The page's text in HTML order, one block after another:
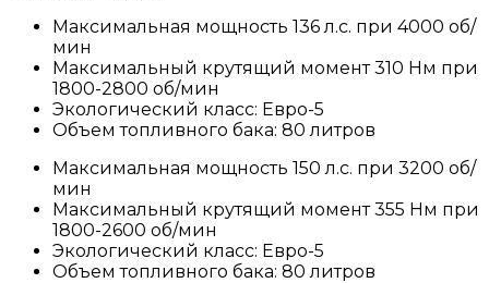
Максимальная мощность 136 л.с. при 4000 об/
мин
Максимальный крутящий момент 310 Нм при
1800-2800 об/мин
Экологический класс: Евро-5
Объем топливного бака: 80 литров
Максимальная мощность 150 л.с. при 3200 об/
мин
Максимальный крутящий момент 355 Нм при
1800-2600 об/мин
Экологический класс: Евро-5
Объем топливного бака: 80 литров